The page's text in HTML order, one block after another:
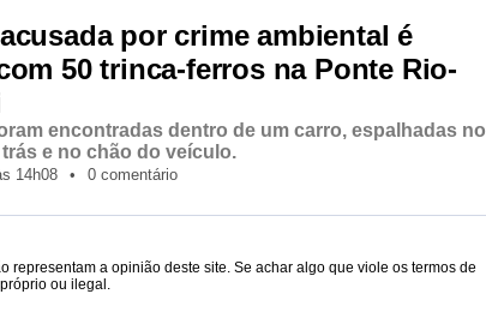
por crime ambiental é
50 trinca-ferros na Ponte Rio-
encontradas dentro de um carro, espalhadas no
trás e no chão do veículo.
14h08 • 0 comentário
a opinião deste site. Se achar algo que viole os termos de
ou ilegal.